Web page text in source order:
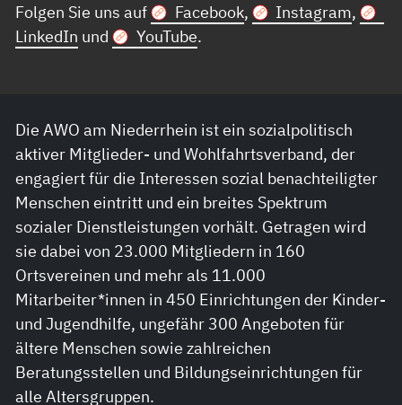
Folgen Sie uns auf
Facebook, Instagram,
LinkedIn und YouTube.
Die AWO am Niederrhein ist ein sozialpolitisch
aktiver Mitglieder- und Wohlfahrtsverband, der
engagiert für die Interessen sozial benachteiligter
Menschen eintritt und ein breites Spektrum
sozialer Dienstleistungen vorhält. Getragen wird
sie dabei von 23.000 Mitgliedern in 160
Ortsvereinen und mehr als 11.000
Mitarbeiter*innen in 450 Einrichtungen der Kinder-
und Jugendhilfe, ungefähr 300 Angeboten für
ältere Menschen sowie zahlreichen
Beratungsstellen und Bildungseinrichtungen für
alle Altersgruppen.